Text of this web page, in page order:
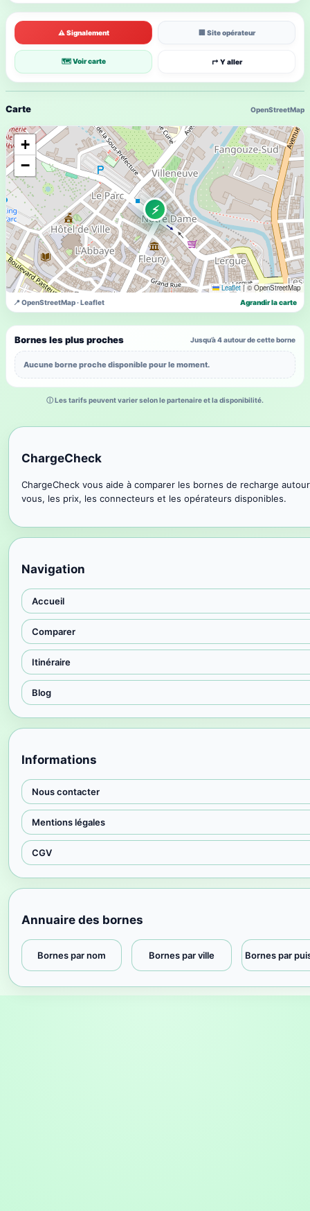
Carte OpenStreetMap
⚡
+
−
Leaflet |© OpenStreetMap
📍 OpenStreetMap · Leaflet Agrandir la carte
Bornes les plus proches Jusqu’à 4 autour de cette borne
Aucune borne proche disponible pour le moment.
⚠ Signalement 🏢 Site opérateur
🗺 Voir carte ↱ Y aller
ⓘ Les tarifs peuvent varier selon le partenaire et la disponibilité.
ChargeCheck
ChargeCheck vous aide à comparer les bornes de recharge
vous, les prix, les connecteurs et les opérateurs disponibles.
Navigation
Accueil
Comparer
Itinéraire
Blog
Informations
Nous contacter
Mentions légales
CGV
Annuaire des bornes
Bornes par nom Bornes par ville Bornes par